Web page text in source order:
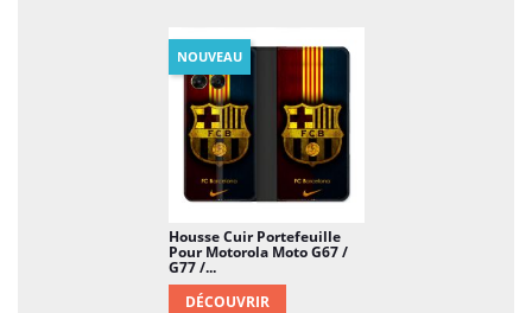
Housse Cuir Portefeuille
Pour Motorola Moto G67 /
G77 /...
DÉCOUVRIR
NOUVEAU